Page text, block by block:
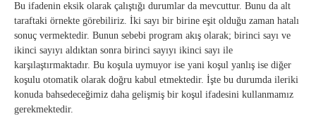
Bu ifadenin eksik olarak çalıştığı durumlar da mevcuttur. Bunu da alt
taraftaki örnekte görebiliriz. İki sayı bir birine eşit olduğu zaman hatalı
sonuç vermektedir. Bunun sebebi program akış olarak; birinci sayı ve
ikinci sayıyı aldıktan sonra birinci sayıyı ikinci sayı ile
karşılaştırmaktadır. Bu koşula uymuyor ise yani koşul yanlış ise diğer
koşulu otomatik olarak doğru kabul etmektedir. İşte bu durumda ileriki
konuda bahsedeceğimiz daha gelişmiş bir koşul ifadesini kullanmamız
gerekmektedir.